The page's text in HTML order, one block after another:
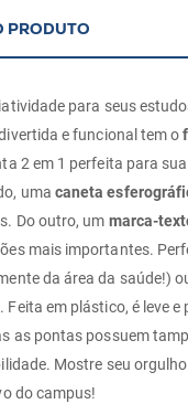
PRODUTO
para seus
e funcional tem o
2 em 1 perfeita para
uma caneta
Do outro, um marca-
mais importantes.
da área da saúde!)
Feita em plástico, é leve e
as pontas possuem
Mostre seu
do campus!